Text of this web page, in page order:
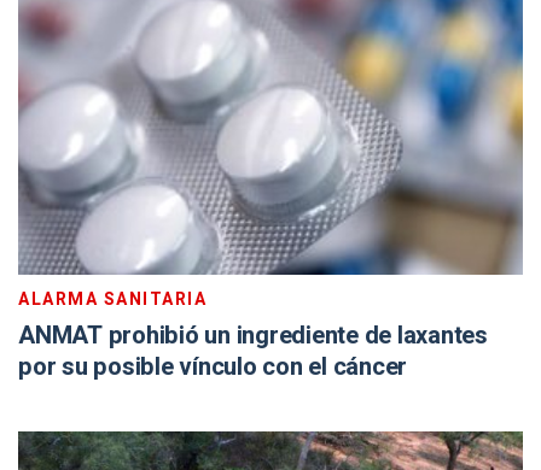
ALARMA SANITARIA
ANMAT prohibió un ingrediente de laxantes
por su posible vínculo con el cáncer